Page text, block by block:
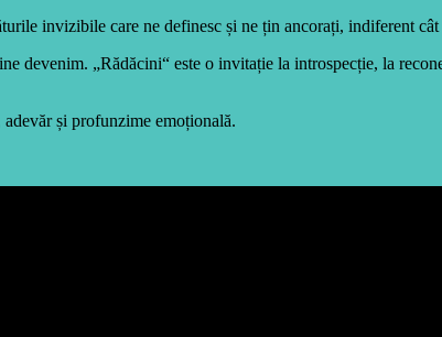
invizibile care ne definesc și ne țin ancorați, indiferent
devenim. „Rădăcini“ este o invitație la introspecție, la
și profunzime emoțională.